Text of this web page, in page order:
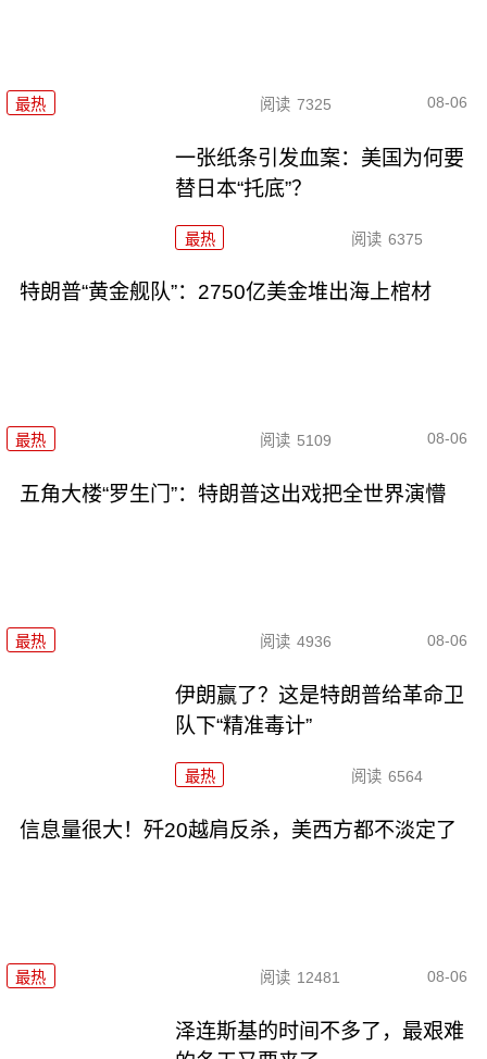
最热 阅读 7325 08-06
一张纸条引发血案：美国为何要
替日本“托底”？
最热 阅读 6375
特朗普“黄金舰队”：2750亿美金堆出海上棺材
最热 阅读 5109 08-06
五角大楼“罗生门”：特朗普这出戏把全世界演懵
最热 阅读 4936 08-06
伊朗赢了？这是特朗普给革命卫
队下“精准毒计”
最热 阅读 6564
信息量很大！歼20越肩反杀，美西方都不淡定了
最热 阅读 12481 08-06
泽连斯基的时间不多了，最艰难